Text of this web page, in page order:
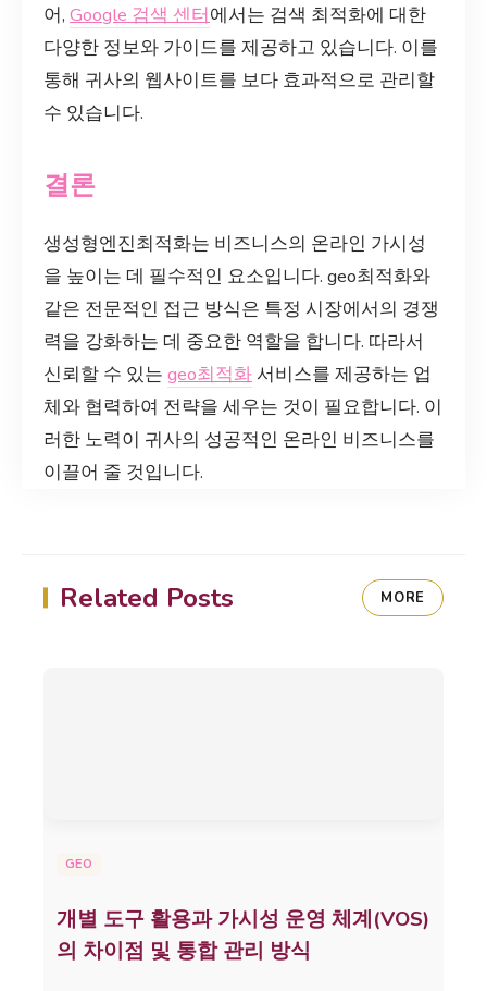
어, Google 검색 센터에서는 검색 최적화에 대한
다양한 정보와 가이드를 제공하고 있습니다. 이를
통해 귀사의 웹사이트를 보다 효과적으로 관리할
수 있습니다.
결론
생성형엔진최적화는 비즈니스의 온라인 가시성
을 높이는 데 필수적인 요소입니다. geo최적화와
같은 전문적인 접근 방식은 특정 시장에서의 경쟁
력을 강화하는 데 중요한 역할을 합니다. 따라서
신뢰할 수 있는 geo최적화 서비스를 제공하는 업
체와 협력하여 전략을 세우는 것이 필요합니다. 이
러한 노력이 귀사의 성공적인 온라인 비즈니스를
이끌어 줄 것입니다.
Related Posts MORE
GEO
개별 도구 활용과 가시성 운영 체계(VOS)
의 차이점 및 통합 관리 방식